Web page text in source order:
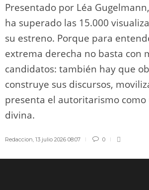
Presentado por Léa
ha superado las 15.000
su estreno. Porque para
extrema derecha no basta con
candidatos: también hay que
construye sus discursos,
presenta el autoritarismo como
divina.
Redaccion 13 julio 2026 08:07 0